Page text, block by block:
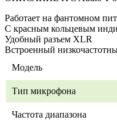
Работает на фантомном
С красным кольцевым
Удобный разъем XLR
Встроенный
Модель
Тип микрофона
Частота диапазона